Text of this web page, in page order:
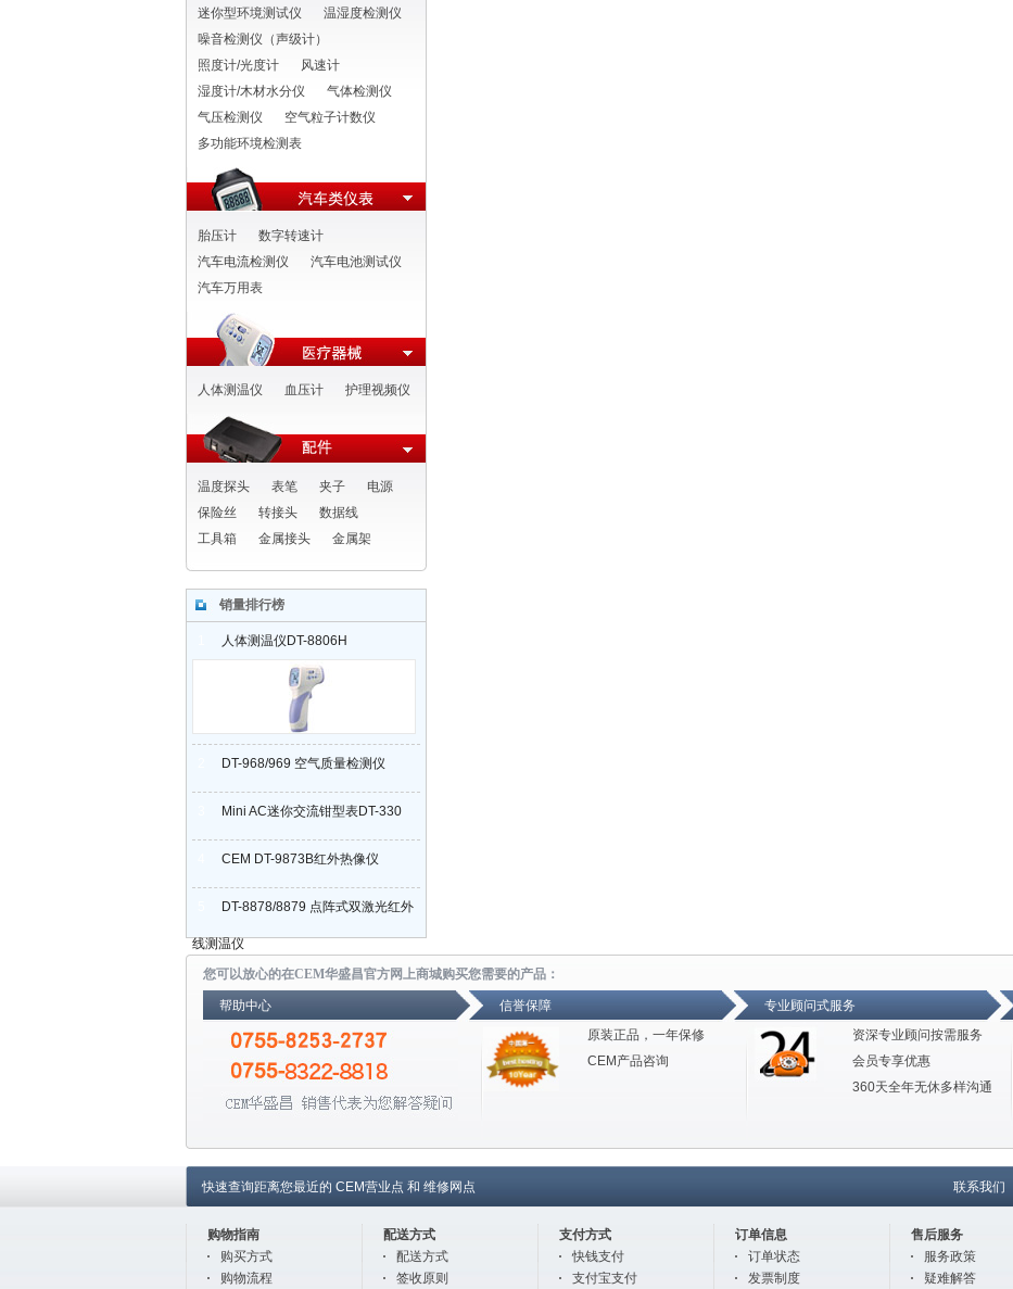
迷你型环境测试仪
温湿度检测仪
噪音检测仪（声级计）
照度计/光度计
风速计
湿度计/木材水分仪
气体检测仪
气压检测仪
空气粒子计数仪
多功能环境检测表
胎压计
数字转速计
汽车电流检测仪
汽车电池测试仪
汽车万用表
人体测温仪 血压计 护理视频仪
温度探头 表笔 夹子
电源
保险丝
转接头
数据线
工具箱
金属接头 金属架
销量排行榜
人体测温仪DT-8806H
DT-968/969 空气质量检测仪
Mini AC迷你交流钳型表DT-330
CEM DT-9873B红外热像仪
DT-8878/8879 点阵式双激光红外
线测温仪
您可以放心的在CEM华盛昌官方网上商城购买您需要的产品：
帮助中心
信誉保障
原装正品，一年保修
CEM产品咨询
专业顾问式服务
资深专业顾问按需服务
会员专享优惠
360天全年无休多样沟通
快速查询距离您最近的 CEM营业点 和 维修网点 联系我们
购物指南
购买方式
购物流程
配送方式
配送方式
签收原则
支付方式
快钱支付
支付宝支付
订单信息
订单状态
发票制度
售后服务
服务政策
疑难解答